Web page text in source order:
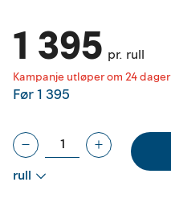
Kampanje utløper om 24 dager
1 395 pr. rull
Før1 395
rull